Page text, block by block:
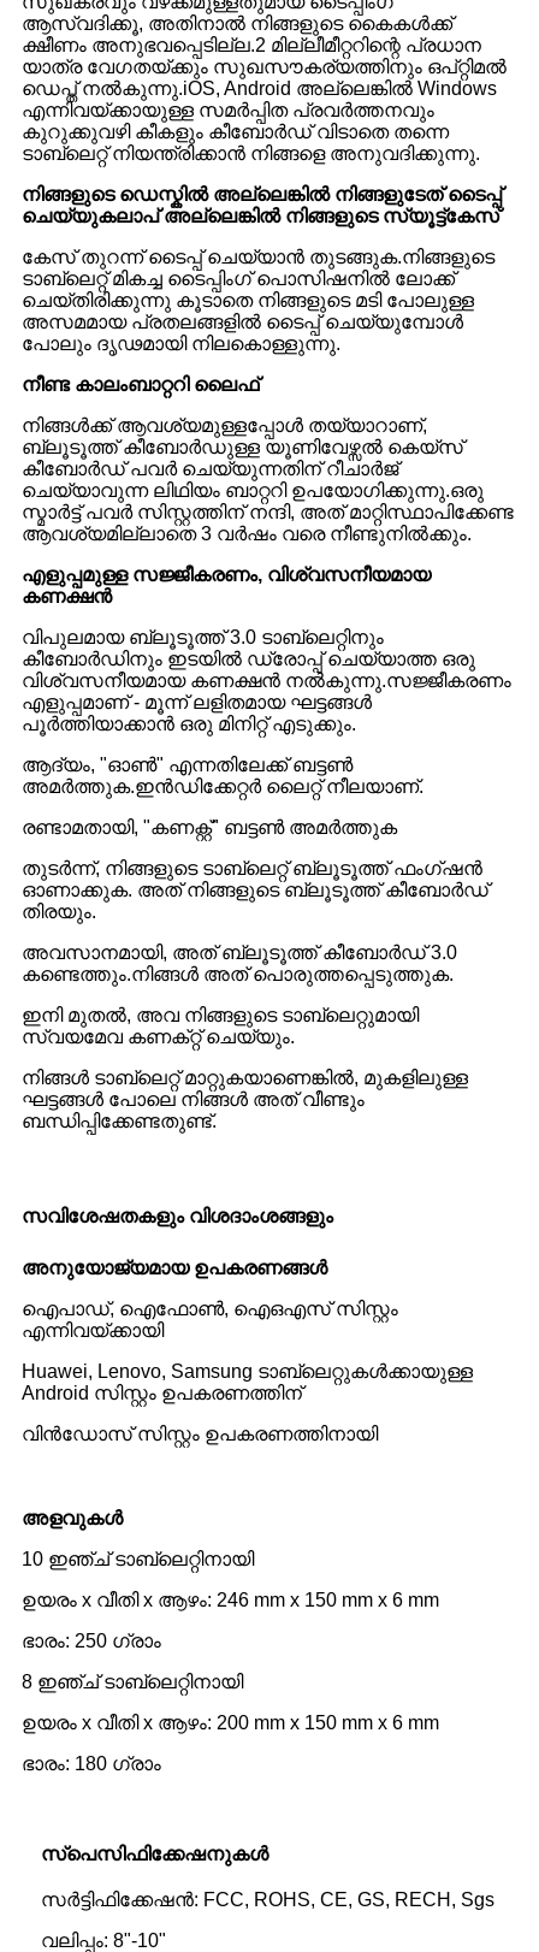
ആസ്വദിക്കൂ, അതിനാൽ നിങ്ങളുടെ കൈകൾക്ക്
ക്ഷീണം അനുഭവപ്പെടില്ല.2 മില്ലീമീറ്ററിന്റെ പ്രധാന
യാത്ര വേഗതയ്ക്കും സുഖസൗകര്യത്തിനും ഒപ്റ്റിമൽ
ഡെപ്ത് നൽകുന്നു.iOS, Android അല്ലെങ്കിൽ Windows
എന്നിവയ്‌ക്കായുള്ള സമർപ്പിത പ്രവർത്തനവും
കുറുക്കുവഴി കീകളും കീബോർഡ് വിടാതെ തന്നെ
ടാബ്‌ലെറ്റ് നിയന്ത്രിക്കാൻ നിങ്ങളെ അനുവദിക്കുന്നു.
നിങ്ങളുടെ ഡെസ്കിൽ അല്ലെങ്കിൽ നിങ്ങളുടേത് ടൈപ്പ്
ചെയ്യുകലാപ് അല്ലെങ്കിൽ നിങ്ങളുടെ സ്യൂട്ട്കേസ്
കേസ് തുറന്ന് ടൈപ്പ് ചെയ്യാൻ തുടങ്ങുക.നിങ്ങളുടെ
ടാബ്‌ലെറ്റ് മികച്ച ടൈപ്പിംഗ് പൊസിഷനിൽ ലോക്ക്
ചെയ്‌തിരിക്കുന്നു കൂടാതെ നിങ്ങളുടെ മടി പോലുള്ള
അസമമായ പ്രതലങ്ങളിൽ ടൈപ്പ് ചെയ്യുമ്പോൾ
പോലും ദൃഢമായി നിലകൊള്ളുന്നു.
നീണ്ട കാലംബാറ്ററി ലൈഫ്
നിങ്ങൾക്ക് ആവശ്യമുള്ളപ്പോൾ തയ്യാറാണ്,
ബ്ലൂടൂത്ത് കീബോർഡുള്ള യൂണിവേഴ്സൽ കെയ്‌സ്
കീബോർഡ് പവർ ചെയ്യുന്നതിന് റീചാർജ്
ചെയ്യാവുന്ന ലിഥിയം ബാറ്ററി ഉപയോഗിക്കുന്നു.ഒരു
സ്മാർട്ട് പവർ സിസ്റ്റത്തിന് നന്ദി, അത് മാറ്റിസ്ഥാപിക്കേണ്ട
ആവശ്യമില്ലാതെ 3 വർഷം വരെ നീണ്ടുനിൽക്കും.
എളുപ്പമുള്ള സജ്ജീകരണം, വിശ്വസനീയമായ
കണക്ഷൻ
വിപുലമായ ബ്ലൂടൂത്ത് 3.0 ടാബ്‌ലെറ്റിനും
കീബോർഡിനും ഇടയിൽ ഡ്രോപ്പ് ചെയ്യാത്ത ഒരു
വിശ്വസനീയമായ കണക്ഷൻ നൽകുന്നു.സജ്ജീകരണം
എളുപ്പമാണ് - മൂന്ന് ലളിതമായ ഘട്ടങ്ങൾ
പൂർത്തിയാക്കാൻ ഒരു മിനിറ്റ് എടുക്കും.
ആദ്യം, "ഓൺ" എന്നതിലേക്ക് ബട്ടൺ
അമർത്തുക.ഇൻഡിക്കേറ്റർ ലൈറ്റ് നീലയാണ്.
രണ്ടാമതായി, "കണക്റ്റ്" ബട്ടൺ അമർത്തുക
തുടർന്ന്, നിങ്ങളുടെ ടാബ്‌ലെറ്റ് ബ്ലൂടൂത്ത് ഫംഗ്‌ഷൻ
ഓണാക്കുക. അത് നിങ്ങളുടെ ബ്ലൂടൂത്ത് കീബോർഡ്
തിരയും.
അവസാനമായി, അത് ബ്ലൂടൂത്ത് കീബോർഡ് 3.0
കണ്ടെത്തും.നിങ്ങൾ അത് പൊരുത്തപ്പെടുത്തുക.
ഇനി മുതൽ, അവ നിങ്ങളുടെ ടാബ്‌ലെറ്റുമായി
സ്വയമേവ കണക്‌റ്റ് ചെയ്യും.
നിങ്ങൾ ടാബ്‌ലെറ്റ് മാറ്റുകയാണെങ്കിൽ, മുകളിലുള്ള
ഘട്ടങ്ങൾ പോലെ നിങ്ങൾ അത് വീണ്ടും
ബന്ധിപ്പിക്കേണ്ടതുണ്ട്.
സവിശേഷതകളും വിശദാംശങ്ങളും
അനുയോജ്യമായ ഉപകരണങ്ങൾ
ഐപാഡ്, ഐഫോൺ, ഐഒഎസ് സിസ്റ്റം
എന്നിവയ്ക്കായി
Huawei, Lenovo, Samsung ടാബ്‌ലെറ്റുകൾക്കായുള്ള
Android സിസ്റ്റം ഉപകരണത്തിന്
വിൻഡോസ് സിസ്റ്റം ഉപകരണത്തിനായി
അളവുകൾ
10 ഇഞ്ച് ടാബ്‌ലെറ്റിനായി
ഉയരം x വീതി x ആഴം: 246 mm x 150 mm x 6 mm
ഭാരം: 250 ഗ്രാം
8 ഇഞ്ച് ടാബ്‌ലെറ്റിനായി
ഉയരം x വീതി x ആഴം: 200 mm x 150 mm x 6 mm
ഭാരം: 180 ഗ്രാം
സ്പെസിഫിക്കേഷനുകൾ
സർട്ടിഫിക്കേഷൻ: FCC, ROHS, CE, GS, RECH, Sgs
വലിപ്പം: 8"-10"